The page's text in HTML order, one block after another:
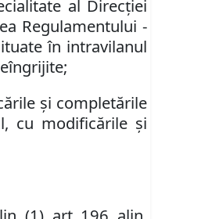
al Direcţiei
Regulamentului -
în intravilanul
ările și completările
cu modificările și